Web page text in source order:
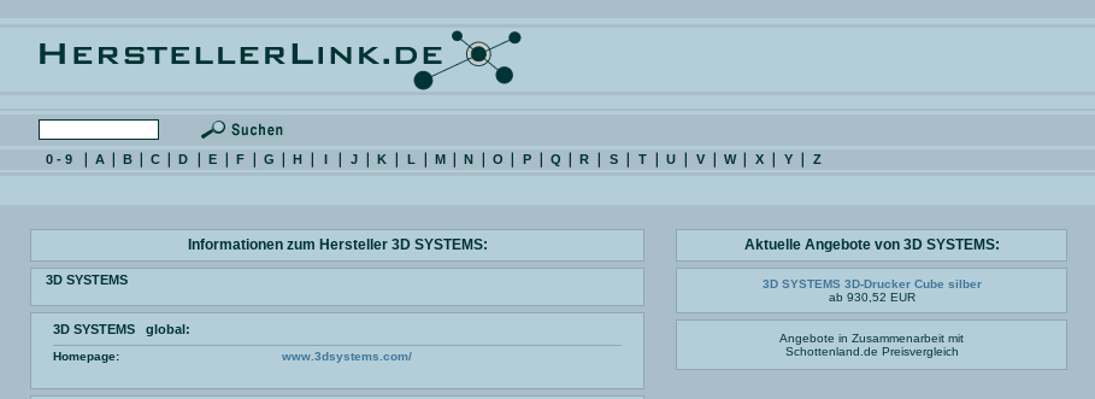
0 - 9 A B C D E F G H I J K L M N O P Q R S T U V W X Y Z
Informationen zum Hersteller 3D SYSTEMS:
3D SYSTEMS
3D SYSTEMS global:
Homepage: www.3dsystems.com/
Aktuelle Angebote von 3D SYSTEMS:
3D SYSTEMS 3D-Drucker Cube silber
ab 930,52 EUR
Angebote in Zusammenarbeit mit
Schottenland.de Preisvergleich